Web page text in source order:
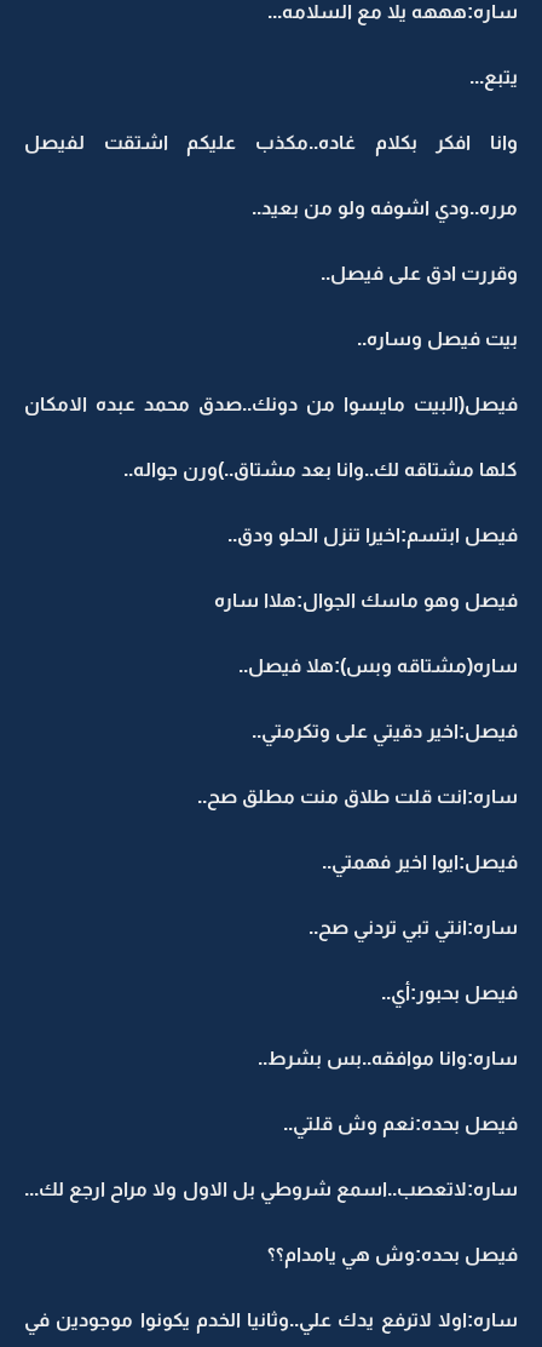
ساره:هههه يلا مع السلامه...
يتبع...
وانا افكر بكلام غاده..مكذب عليكم اشتقت لفيصل
مرره..ودي اشوفه ولو من بعيد..
وقررت ادق على فيصل..
بيت فيصل وساره..
فيصل(البيت مايسوا من دونك..صدق محمد عبده الامكان
كلها مشتاقه لك..وانا بعد مشتاق..)ورن جواله..
فيصل ابتسم:اخيرا تنزل الحلو ودق..
فيصل وهو ماسك الجوال:هلاا ساره
ساره(مشتاقه وبس):هلا فيصل..
فيصل:اخير دقيتي على وتكرمتي..
ساره:انت قلت طلاق منت مطلق صح..
فيصل:ايوا اخير فهمتي..
ساره:انتي تبي تردني صح..
فيصل بحبور:أي..
ساره:وانا موافقه..بس بشرط..
فيصل بحده:نعم وش قلتي..
ساره:لاتعصب..اسمع شروطي بل الاول ولا مراح ارجع لك...
فيصل بحده:وش هي يامدام؟؟
ساره:اولا لاترفع يدك علي..وثانيا الخدم يكونوا موجودين في